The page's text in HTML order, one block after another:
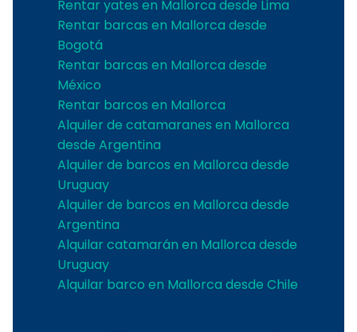
Rentar yates en Mallorca desde Lima
Rentar barcas en Mallorca desde
Bogotá
Rentar barcas en Mallorca desde
México
Rentar barcos en Mallorca
Alquiler de catamaranes en Mallorca
desde Argentina
Alquiler de barcos en Mallorca desde
Uruguay
Alquiler de barcos en Mallorca desde
Argentina
Alquilar catamarán en Mallorca desde
Uruguay
Alquilar barco en Mallorca desde Chile